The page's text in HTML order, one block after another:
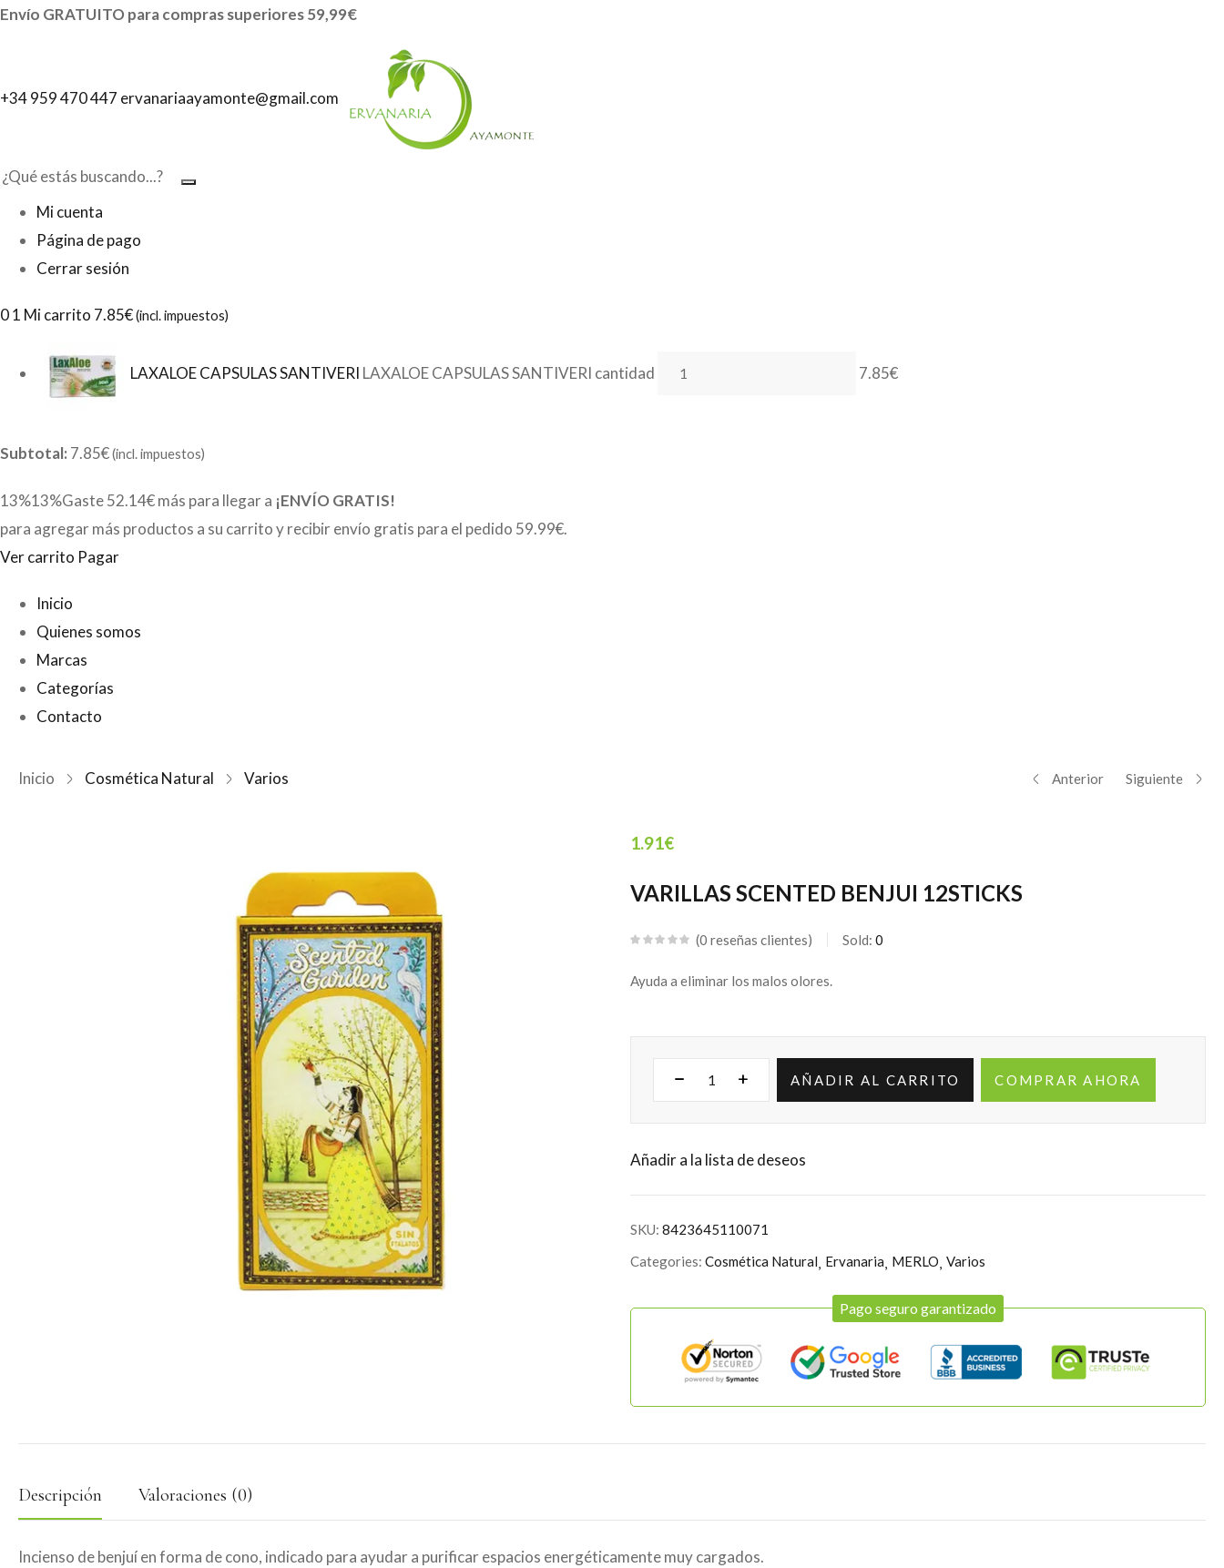
Envío GRATUITO para compras superiores 59,99€
+34 959 470 447 ervanariaayamonte@gmail.com
Mi cuenta
Página de pago
Cerrar sesión
01 Mi carrito 7.85€(incl. impuestos)
LAXALOE CAPSULAS SANTIVERI LAXALOE CAPSULAS SANTIVERI cantidad 7.85€
Subtotal: 7.85€(incl. impuestos)
13%13%Gaste52.14€más para llegar a ¡ENVÍO GRATIS!
para agregar más productos a su carrito y recibir envío gratis para el pedido 59.99€.
Ver carrito Pagar
Inicio
Quienes somos
Marcas
Categorías
Contacto
Inicio Cosmética Natural Varios Anterior Siguiente
1.91€
VARILLAS SCENTED BENJUI 12STICKS
0 reseñas clientes Sold: 0
Ayuda a eliminar los malos olores.
AÑADIR AL CARRITO COMPRAR AHORA
Añadir a la lista de deseos
SKU: 8423645110071
Categories: Cosmética Natural Ervanaria MERLO Varios
Pago seguro garantizado
Descripción Valoraciones (0)
Incienso de benjuí en forma de cono, indicado para ayudar a purificar espacios energéticamente muy cargados.